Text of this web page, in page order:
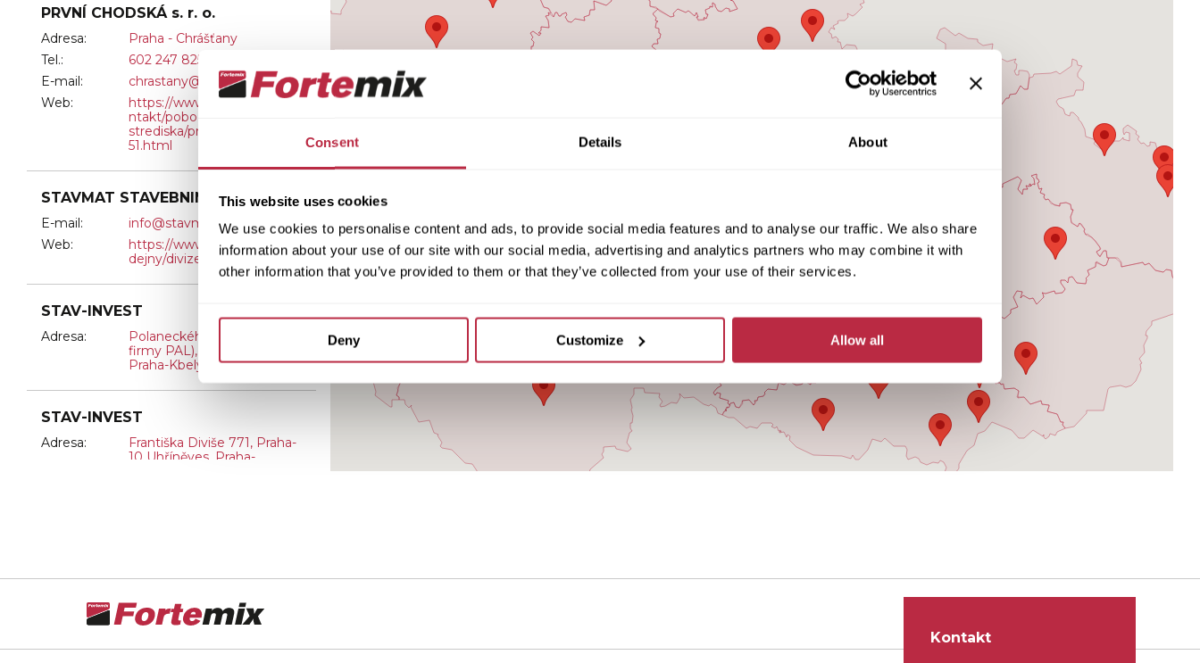
Consent Details About
This website uses cookies
We use cookies to personalise content and ads, to provide social media features and to analyse our traffic. We also share
information about your use of our site with our social media, advertising and analytics partners who may combine it with
other information that you’ve provided to them or that they’ve collected from your use of their services.
Deny Customize Allow all
PRVNÍ CHODSKÁ s. r. o.
Adresa:
Praha - Chrášťany
Tel.:
602 247 825
E-mail:
chrastany@chodska.cz
Web:
https://www.chodska.cz/ko
ntakt/pobocky-a-
strediska/praha-chrastany-
51.html
STAVMAT STAVEBNINY a.s.
E-mail:
info@stavmat.cz
Web:
https://www.stavmat.cz/pro
dejny/divize-strechy
STAV-INVEST
Adresa:
Polaneckého 931/12 (vedle
firmy PAL), Praha-9 Kbely,
Praha-Kbely
STAV-INVEST
Adresa:
Františka Diviše 771, Praha-
10 Uhříněves, Praha-
Coleman S.I. a.s.
Kontakt